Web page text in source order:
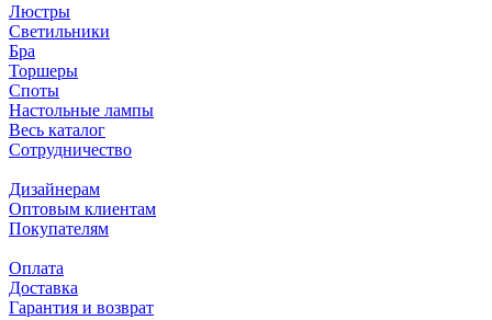
Люстры
Светильники
Бра
Торшеры
Споты
Настольные лампы
Весь каталог
Сотрудничество
Дизайнерам
Оптовым клиентам
Покупателям
Оплата
Доставка
Гарантия и возврат